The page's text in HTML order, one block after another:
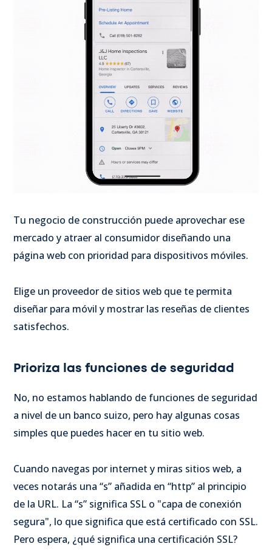
Tu negocio de construcción puede aprovechar ese
mercado y atraer al consumidor diseñando una
página web con prioridad para dispositivos móviles.
Elige un proveedor de sitios web que te permita
diseñar para móvil y mostrar las reseñas de clientes
satisfechos.
Prioriza las funciones de seguridad
No, no estamos hablando de funciones de seguridad
a nivel de un banco suizo, pero hay algunas cosas
simples que puedes hacer en tu sitio web.
Cuando navegas por internet y miras sitios web, a
veces notarás una “s” añadida en “http” al principio
de la URL. La “s” significa SSL o "capa de conexión
segura", lo que significa que está certificado con SSL.
Pero espera, ¿qué significa una certificación SSL?